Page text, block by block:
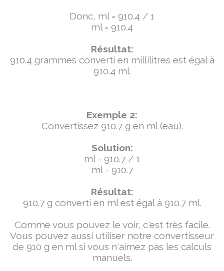
Donc, ml = 910.4 / 1
ml = 910.4
Résultat:
910.4 grammes converti en millilitres est égal à
910.4 ml.
Exemple 2:
Convertissez 910.7 g en ml (eau).
Solution:
ml = 910.7 / 1
ml = 910.7
Résultat:
910.7 g converti en ml est égal à 910.7 ml.
Comme vous pouvez le voir, c'est très facile.
Vous pouvez aussi utiliser notre convertisseur
de 910 g en ml si vous n'aimez pas les calculs
manuels.